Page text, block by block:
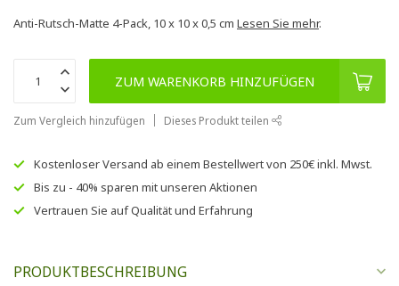
Anti-Rutsch-Matte 4-Pack, 10 x 10 x 0,5 cm Lesen Sie mehr.
ZUM WARENKORB HINZUFÜGEN
Zum Vergleich hinzufügen Dieses Produkt teilen
Kostenloser Versand ab einem Bestellwert von 250€inkl. Mwst.
Bis zu - 40% sparen mit unseren Aktionen
Vertrauen Sie aufQualität und Erfahrung
PRODUKTBESCHREIBUNG